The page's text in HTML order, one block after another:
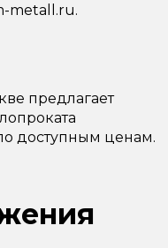
metall.ru.
предлагает
доступным ценам.